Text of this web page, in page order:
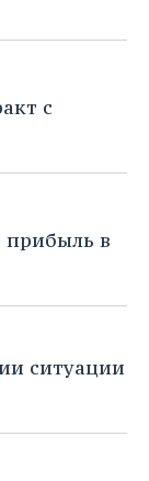
с
прибыль в
ситуации